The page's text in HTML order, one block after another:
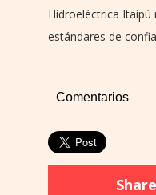
Hidroeléctrica
estándares de
Comentarios